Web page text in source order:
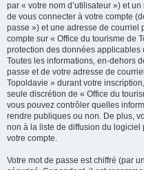
par « votre nom d’utilisateur ») et
de vous connecter à votre compte
passe ») et une adresse de courriel
compte sur « Office du tourisme de
protection des données applicables
Toutes les informations, en-dehors
passe et de votre adresse de
Topoldavie » durant votre
seule discrétion de « Office du
vous pouvez contrôler quelles
rendre publiques ou non. De plus,
non à la liste de diffusion du
votre compte.
Votre mot de passe est chiffré (par